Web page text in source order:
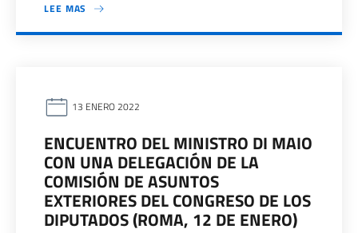
LEE MAS
13 ENERO 2022
ENCUENTRO DEL MINISTRO DI MAIO
CON UNA DELEGACIÓN DE LA
COMISIÓN DE ASUNTOS
EXTERIORES DEL CONGRESO DE LOS
DIPUTADOS (ROMA, 12 DE ENERO)